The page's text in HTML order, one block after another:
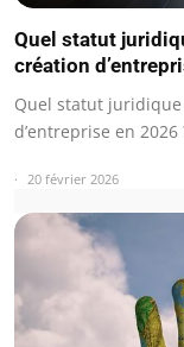
Quel statut
création
Quel statut
d’entreprise en 2026
20 février 2026